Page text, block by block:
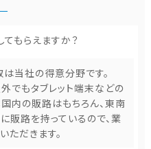
もらえますか？
当社の得意分野です。
でもタブレット端末などの
内の販路はもちろん、東南
販路を持っているので、業
だきます。